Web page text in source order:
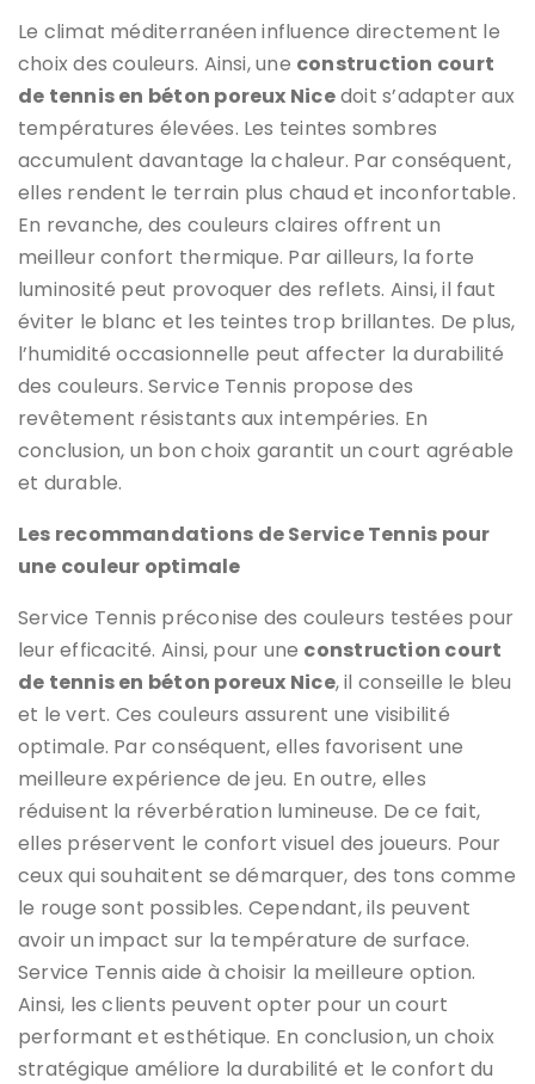
Le climat méditerranéen influence directement le
choix des couleurs. Ainsi, une construction court
de tennis en béton poreux Nicedoit s’adapter aux
températures élevées. Les teintes sombres
accumulent davantage la chaleur. Par conséquent,
elles rendent le terrain plus chaud et inconfortable.
En revanche, des couleurs claires offrent un
meilleur confort thermique. Par ailleurs, la forte
luminosité peut provoquer des reflets. Ainsi, il faut
éviter le blanc et les teintes trop brillantes. De plus,
l’humidité occasionnelle peut affecter la durabilité
des couleurs. Service Tennis propose des
revêtement résistants aux intempéries. En
conclusion, un bon choix garantit un court agréable
et durable.
Les recommandations de Service Tennis pour
une couleur optimale
Service Tennis préconise des couleurs testées pour
leur efficacité. Ainsi, pour une construction court
de tennis en béton poreux Nice, il conseille le bleu
et le vert. Ces couleurs assurent une visibilité
optimale. Par conséquent, elles favorisent une
meilleure expérience de jeu. En outre, elles
réduisent la réverbération lumineuse. De ce fait,
elles préservent le confort visuel des joueurs. Pour
ceux qui souhaitent se démarquer, des tons comme
le rouge sont possibles. Cependant, ils peuvent
avoir un impact sur la température de surface.
Service Tennis aide à choisir la meilleure option.
Ainsi, les clients peuvent opter pour un court
performant et esthétique. En conclusion, un choix
stratégique améliore la durabilité et le confort du